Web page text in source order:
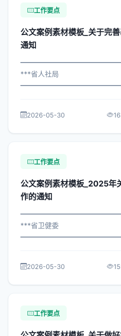
工作要点
公文案例素材模板_关于完
通知
***省人社局
各直属机构： 为深入贯彻落
2026-05-30
工作要点
公文案例素材模板_2025年
作的通知
***省卫健委
机构： 为深入贯彻落实习近平
2026-05-30
工作要点